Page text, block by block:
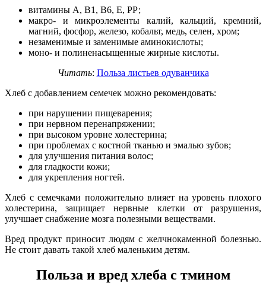
витамины А, В1, В6, Е, РР;
макро- и микроэлементы калий, кальций, кремний,
магний, фосфор, железо, кобальт, медь, селен, хром;
незаменимые и заменимые аминокислоты;
моно- и полиненасыщенные жирные кислоты.
Читать: Польза листьев одуванчика
Хлеб с добавлением семечек можно рекомендовать:
при нарушении пищеварения;
при нервном перенапряжении;
при высоком уровне холестерина;
при проблемах с костной тканью и эмалью зубов;
для улучшения питания волос;
для гладкости кожи;
для укрепления ногтей.
Хлеб с семечками положительно влияет на уровень плохого
холестерина, защищает нервные клетки от разрушения,
улучшает снабжение мозга полезными веществами.
Вред продукт приносит людям с желчнокаменной болезнью.
Не стоит давать такой хлеб маленьким детям.
Польза и вред хлеба с тмином